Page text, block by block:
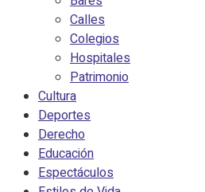
Calles
Colegios
Hospitales
Patrimonio
Cultura
Deportes
Derecho
Educación
Espectáculos